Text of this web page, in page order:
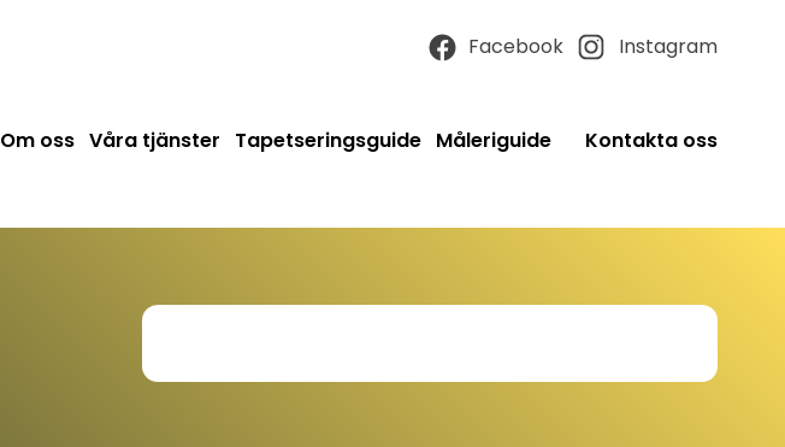
Facebook Instagram
Om oss Våra tjänster Tapetseringsguide Måleriguide Kontakta oss